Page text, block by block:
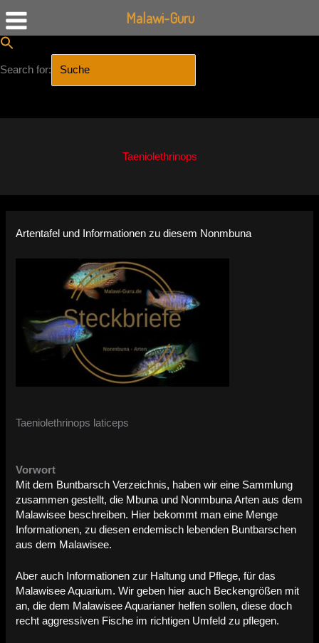
Search for:
Taeniolethrinops
Artentafel und Informationen zu diesem Nonmbuna
Taeniolethrinops laticeps
Vorwort
Mit dem Buntbarsch Verzeichnis, haben wir eine Sammlung
zusammen gestellt, die Mbuna und Nonmbuna Arten aus dem
Malawisee beschreiben. Hier bekommt man eine Menge
Informationen, zu diesen endemisch lebenden Buntbarschen
aus dem Malawisee.
Aber auch Informationen zur Haltung und Pflege, für das
Malawisee Aquarium. Wir geben hier auch Beckengrößen mit
an, die dem Malawisee Aquarianer helfen sollen, diese doch
recht aggressiven Fische im richtigen Umfeld zu pflegen.
Malawi-Guru